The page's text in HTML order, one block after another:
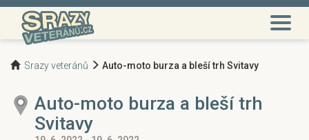
Srazy veteránů Auto-moto burza a bleší trh Svitavy
Auto-moto burza a bleší trh
Svitavy